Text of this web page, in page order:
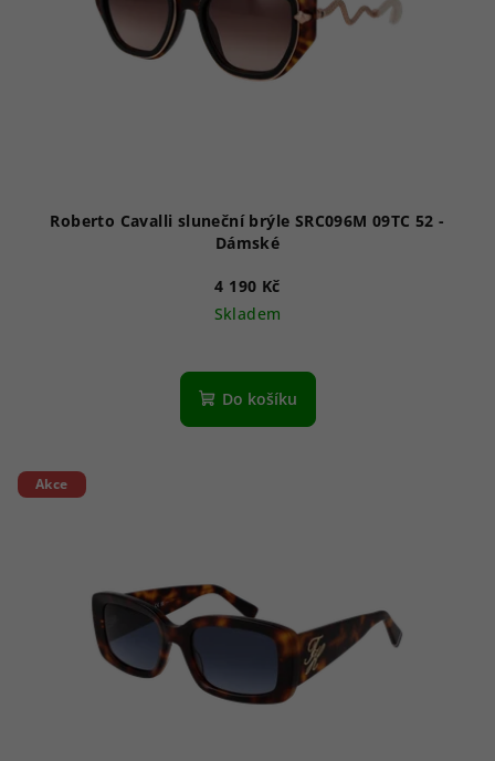
Roberto Cavalli sluneční brýle SRC096M 09TC 52 -
Dámské
4 190 Kč
Skladem
Do košíku
Akce